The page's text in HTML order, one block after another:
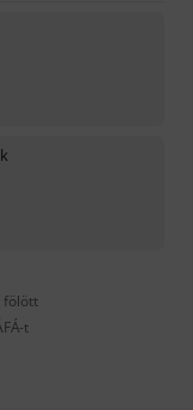
fölött
t